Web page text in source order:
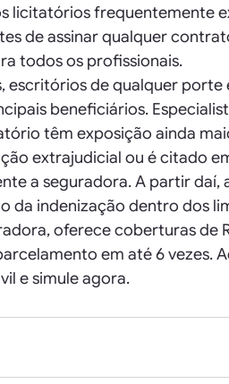
licitatórios frequentemente
de assinar qualquer
todos os profissionais.
escritórios de qualquer porte
beneficiários.
têm exposição ainda
extrajudicial ou é citado
a seguradora. A partir daí,
da indenização dentro dos
oferece coberturas de
em até 6 vezes.
e simule agora.